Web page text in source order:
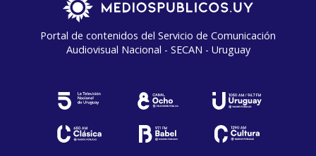
Portal de contenidos del Servicio de Comunicación
Audiovisual Nacional - SECAN - Uruguay